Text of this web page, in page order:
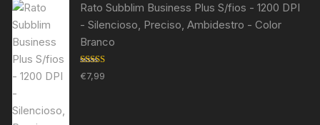
Rato Subblim Business Plus S/fios - 1200 DPI
- Silencioso, Preciso, Ambidestro - Color
Branco
Avaliação
5.00de 5
€7,99